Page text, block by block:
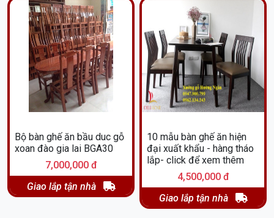
Bộ bàn ghế ăn bầu duc gỗ
xoan đào gia lai BGA30
7,000,000 đ
Giao lắp tận nhà
10 mẫu bàn ghế ăn hiện
đại xuất khẩu - hàng tháo
lắp- click để xem thêm
4,500,000 đ
Giao lắp tận nhà